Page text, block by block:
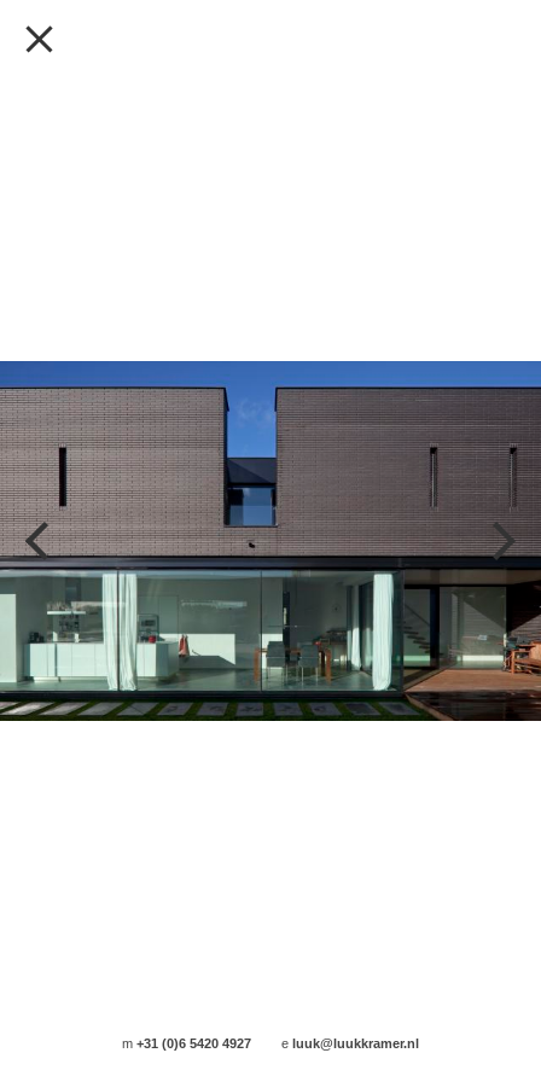
m+31 (0)6 5420 4927 e luuk@luukkramer.nl